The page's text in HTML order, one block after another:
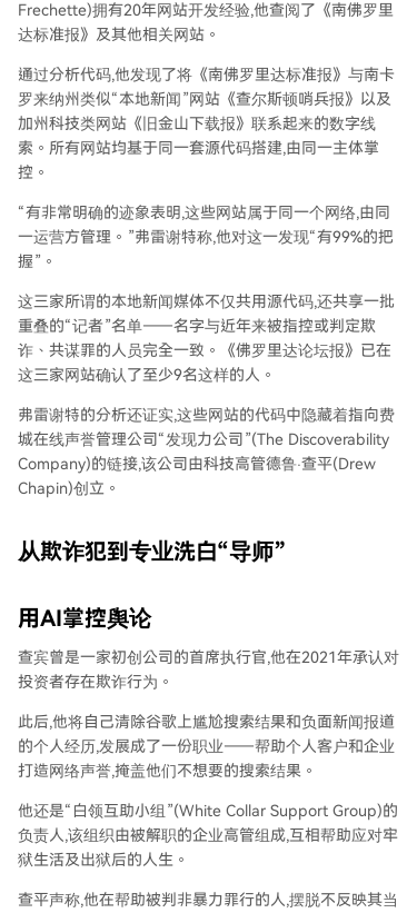
Frechette)拥有20年网站开发经验,他查阅了《南佛罗里
达标准报》及其他相关网站。
通过分析代码,他发现了将《南佛罗里达标准报》与南卡
罗来纳州类似“本地新闻”网站《查尔斯顿哨兵报》以及
加州科技类网站《旧金山下载报》联系起来的数字线
索。所有网站均基于同一套源代码搭建,由同一主体掌
控。
“有非常明确的迹象表明,这些网站属于同一个网络,由同
一运营方管理。”弗雷谢特称,他对这一发现“有99%的把
握”。
这三家所谓的本地新闻媒体不仅共用源代码,还共享一批
重叠的“记者”名单——名字与近年来被指控或判定欺
诈、共谋罪的人员完全一致。《佛罗里达论坛报》已在
这三家网站确认了至少9名这样的人。
弗雷谢特的分析还证实,这些网站的代码中隐藏着指向费
城在线声誉管理公司“发现力公司”(The Discoverability
Company)的链接,该公司由科技高管德鲁·查平(Drew
Chapin)创立。
从欺诈犯到专业洗白“导师”
用AI掌控舆论
查宾曾是一家初创公司的首席执行官,他在2021年承认对
投资者存在欺诈行为。
此后,他将自己清除谷歌上尴尬搜索结果和负面新闻报道
的个人经历,发展成了一份职业——帮助个人客户和企业
打造网络声誉,掩盖他们不想要的搜索结果。
他还是“白领互助小组”(White Collar Support Group)的
负责人,该组织由被解职的企业高管组成,互相帮助应对牢
狱生活及出狱后的人生。
查平声称,他在帮助被判非暴力罪行的人,摆脱不反映其当